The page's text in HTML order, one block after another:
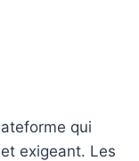
qui
exigeant. Les